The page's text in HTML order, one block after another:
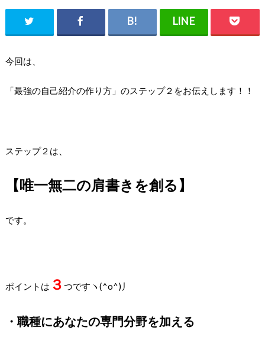
今回は、
「最強の自己紹介の作り方」のステップ２をお伝えします！！
ステップ２は、
【唯一無二の肩書きを創る】
です。
ポイントは ３ つですヽ(^o^)丿
・職種にあなたの専門分野を加える